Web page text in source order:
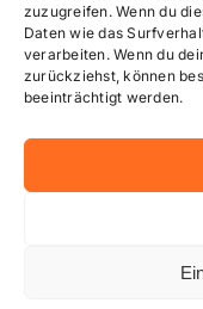
zuzugreifen. Wenn du
Daten wie das
verarbeiten. Wenn du
zurückziehst, können
beeinträchtigt werden.
Cookie-
Mediendaten
© 2026 -